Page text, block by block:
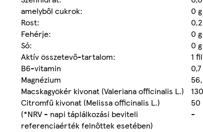
amelyből cukrok:
0 g
Rost:
Fehérje:
0 g
Só:
0 g
Aktív összetevő-tartalom:
1
B6-vitamin
Magnézium
Macskagyökér kivonat (Valeriana officinalis L.)
Citromfű kivonat (Melissa officinalis L.)
50
(*NRV - napi táplálkozási beviteli
referenciaérték felnőttek esetében)
-